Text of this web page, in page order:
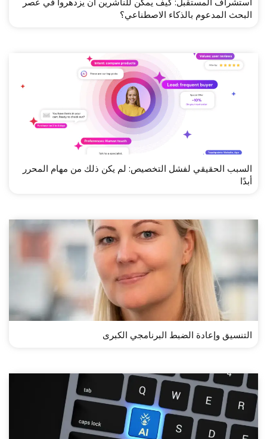
البحث المدعوم بالذكاء الاصطناعي؟
السبب الحقيقي لفشل التخصيص: لم يكن ذلك من مهام المحرر
أبدًا
التنسيق وإعادة الضبط البرنامجي الكبرى